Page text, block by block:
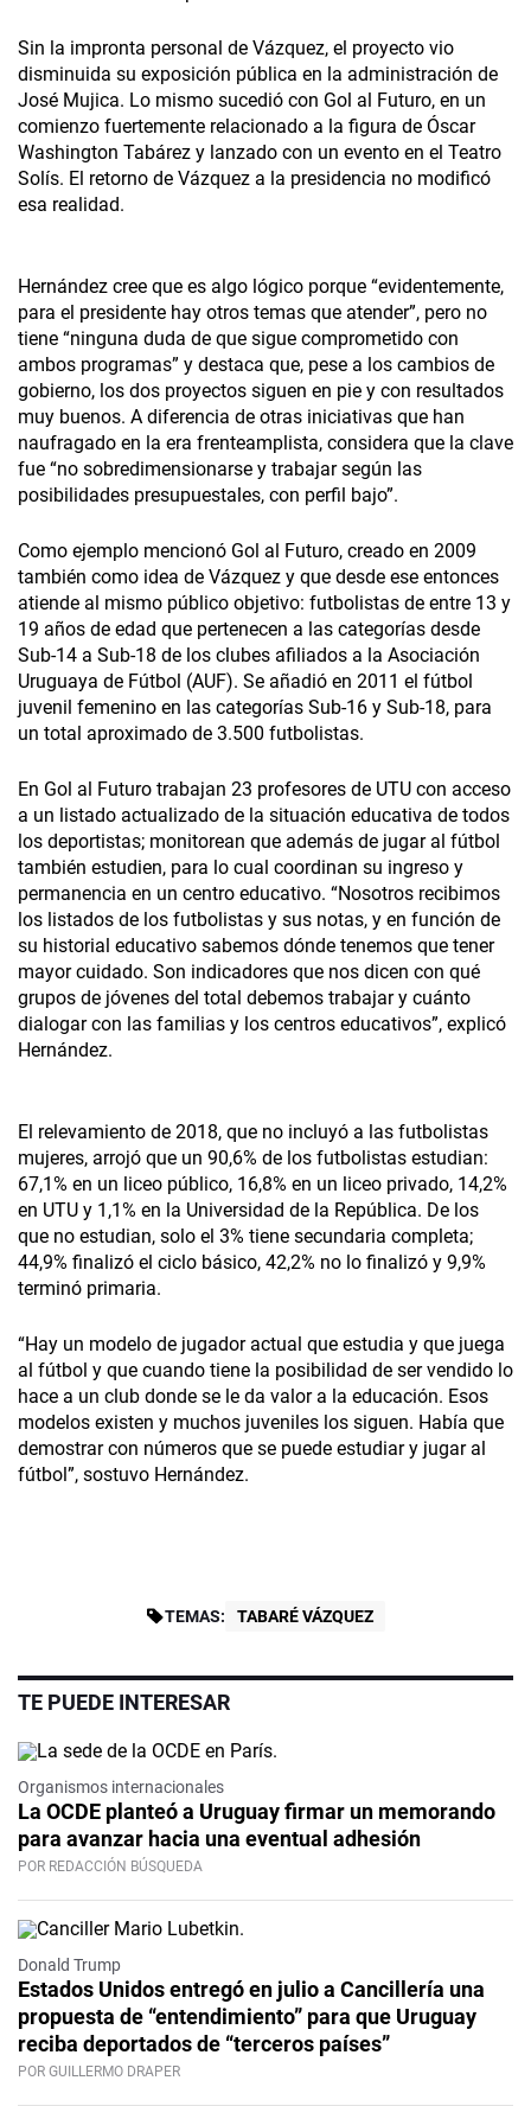
Sin la impronta personal de Vázquez, el proyecto vio
disminuida su exposición pública en la administración de
José Mujica. Lo mismo sucedió con Gol al Futuro, en un
comienzo fuertemente relacionado a la figura de Óscar
Washington Tabárez y lanzado con un evento en el Teatro
Solís. El retorno de Vázquez a la presidencia no modificó
esa realidad.
Hernández cree que es algo lógico porque “evidentemente,
para el presidente hay otros temas que atender”, pero no
tiene “ninguna duda de que sigue comprometido con
ambos programas” y destaca que, pese a los cambios de
gobierno, los dos proyectos siguen en pie y con resultados
muy buenos. A diferencia de otras iniciativas que han
naufragado en la era frenteamplista, considera que la clave
fue “no sobredimensionarse y trabajar según las
posibilidades presupuestales, con perfil bajo”.
Como ejemplo mencionó Gol al Futuro, creado en 2009
también como idea de Vázquez y que desde ese entonces
atiende al mismo público objetivo: futbolistas de entre 13 y
19 años de edad que pertenecen a las categorías desde
Sub-14 a Sub-18 de los clubes afiliados a la Asociación
Uruguaya de Fútbol (AUF). Se añadió en 2011 el fútbol
juvenil femenino en las categorías Sub-16 y Sub-18, para
un total aproximado de 3.500 futbolistas.
En Gol al Futuro trabajan 23 profesores de UTU con acceso
a un listado actualizado de la situación educativa de todos
los deportistas; monitorean que además de jugar al fútbol
también estudien, para lo cual coordinan su ingreso y
permanencia en un centro educativo. “Nosotros recibimos
los listados de los futbolistas y sus notas, y en función de
su historial educativo sabemos dónde tenemos que tener
mayor cuidado. Son indicadores que nos dicen con qué
grupos de jóvenes del total debemos trabajar y cuánto
dialogar con las familias y los centros educativos”, explicó
Hernández.
El relevamiento de 2018, que no incluyó a las futbolistas
mujeres, arrojó que un 90,6% de los futbolistas estudian:
67,1% en un liceo público, 16,8% en un liceo privado, 14,2%
en UTU y 1,1% en la Universidad de la República. De los
que no estudian, solo el 3% tiene secundaria completa;
44,9% finalizó el ciclo básico, 42,2% no lo finalizó y 9,9%
terminó primaria.
“Hay un modelo de jugador actual que estudia y que juega
al fútbol y que cuando tiene la posibilidad de ser vendido lo
hace a un club donde se le da valor a la educación. Esos
modelos existen y muchos juveniles los siguen. Había que
demostrar con números que se puede estudiar y jugar al
fútbol”, sostuvo Hernández.
TEMAS: TABARÉ VÁZQUEZ
TE PUEDE INTERESAR
Organismos internacionales
La OCDE planteó a Uruguay firmar un memorando
para avanzar hacia una eventual adhesión
POR REDACCIÓN BÚSQUEDA
Donald Trump
Estados Unidos entregó en julio a Cancillería una
propuesta de “entendimiento” para que Uruguay
reciba deportados de “terceros países”
POR GUILLERMO DRAPER